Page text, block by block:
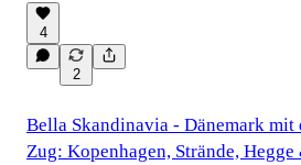
4
2
Bella Skandinavia - Dänemark mit
Zug: Kopenhagen, Strände, Hegge